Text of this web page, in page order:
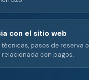
con el sitio web
técnicas, pasos de reserva o
relacionada con pagos.